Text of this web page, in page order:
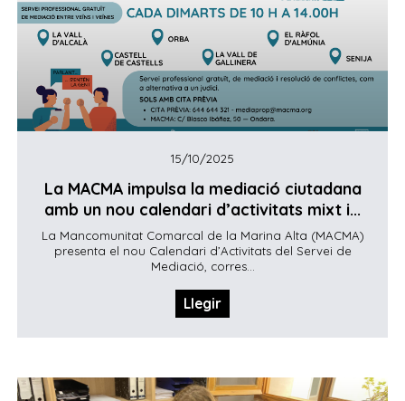
15/10/2025
La MACMA impulsa la mediació ciutadana
amb un nou calendari d’activitats mixt i...
La Mancomunitat Comarcal de la Marina Alta (MACMA)
presenta el nou Calendari d’Activitats del Servei de
Mediació, corres...
Llegir